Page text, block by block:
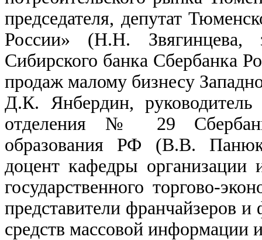
председателя, депутат
России» (Н.Н. Звягинцева,
Сибирского банка Сбербанка
продаж малому бизнесу
Д.К. Янбердин, руководитель
отделения № 29
образования РФ (В.В.
доцент кафедры организации
государственного торгово-
представители франчайзеров и
средств массовой информации